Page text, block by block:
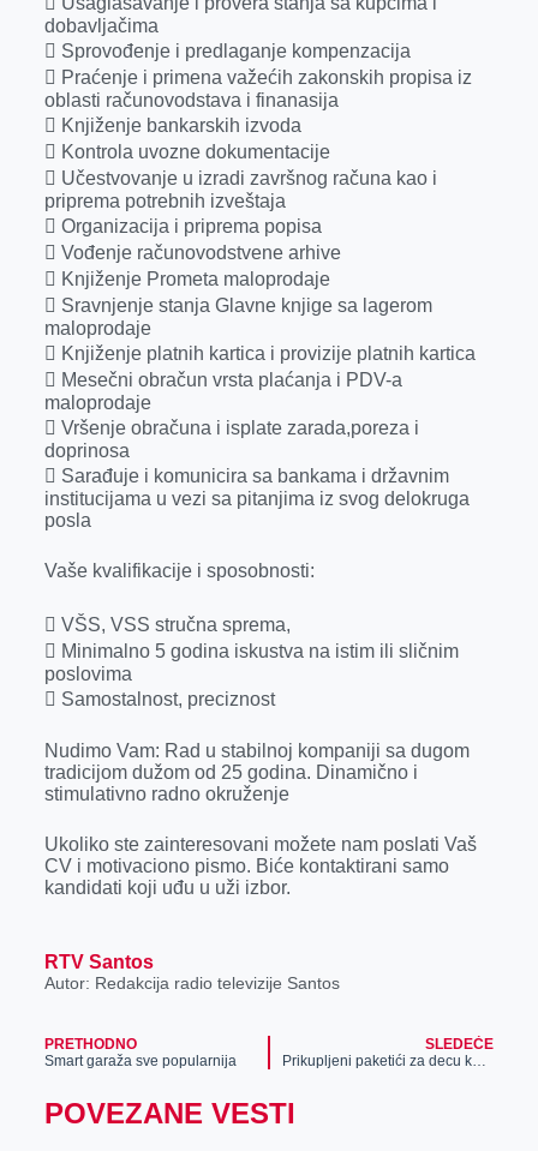
dobavljačima
 Sprovođenje i predlaganje kompenzacija
 Praćenje i primena važećih zakonskih propisa iz
oblasti računovodstava i finanasija
 Knjiženje bankarskih izvoda
 Kontrola uvozne dokumentacije
 Učestvovanje u izradi završnog računa kao i
priprema potrebnih izveštaja
 Organizacija i priprema popisa
 Vođenje računovodstvene arhive
 Knjiženje Prometa maloprodaje
 Sravnjenje stanja Glavne knjige sa lagerom
maloprodaje
 Knjiženje platnih kartica i provizije platnih kartica
 Mesečni obračun vrsta plaćanja i PDV-a
maloprodaje
 Vršenje obračuna i isplate zarada,poreza i
doprinosa
 Sarađuje i komunicira sa bankama i državnim
institucijama u vezi sa pitanjima iz svog delokruga
posla
Vaše kvalifikacije i sposobnosti:
 VŠS, VSS stručna sprema,
 Minimalno 5 godina iskustva na istim ili sličnim
poslovima
 Samostalnost, preciznost
Nudimo Vam: Rad u stabilnoj kompaniji sa dugom
tradicijom dužom od 25 godina. Dinamično i
stimulativno radno okruženje
Ukoliko ste zainteresovani možete nam poslati Vaš
CV i motivaciono pismo. Biće kontaktirani samo
kandidati koji uđu u uži izbor.
RTV Santos
Autor: Redakcija radio televizije Santos
PRETHODNO
Smart garaža sve popularnija
SLEDEĆE
Prikupljeni paketići za decu koja žive na Kosovu i Metohiji
POVEZANE VESTI